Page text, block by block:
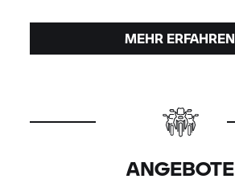
MEHR ERFAHREN
ANGEBOTE